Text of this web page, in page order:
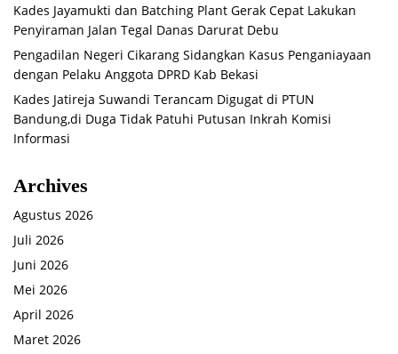
Kades Jayamukti dan Batching Plant Gerak Cepat Lakukan
Penyiraman Jalan Tegal Danas Darurat Debu
Pengadilan Negeri Cikarang Sidangkan Kasus Penganiayaan
dengan Pelaku Anggota DPRD Kab Bekasi
Kades Jatireja Suwandi Terancam Digugat di PTUN
Bandung,di Duga Tidak Patuhi Putusan Inkrah Komisi
Informasi
Archives
Agustus 2026
Juli 2026
Juni 2026
Mei 2026
April 2026
Maret 2026